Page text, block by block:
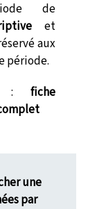
de
et
aux
période.
: fiche
une
par